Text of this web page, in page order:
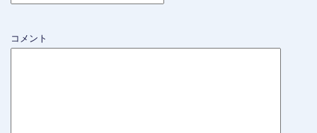
コメント